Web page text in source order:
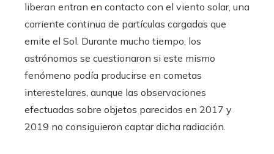
liberan entran en contacto con el viento solar, una
corriente continua de partículas cargadas que
emite el Sol. Durante mucho tiempo, los
astrónomos se cuestionaron si este mismo
fenómeno podía producirse en cometas
interestelares, aunque las observaciones
efectuadas sobre objetos parecidos en 2017 y
2019 no consiguieron captar dicha radiación.